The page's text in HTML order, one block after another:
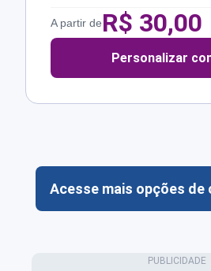
A partir deR$ 30,00
Personalizar
Acesse mais opções de